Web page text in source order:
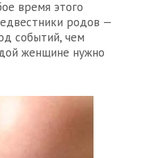
время этого
родов —
событий, чем
женщине нужно